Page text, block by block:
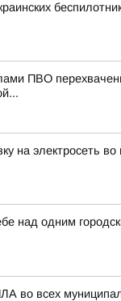
ПВО
на электросеть
одним
во всех